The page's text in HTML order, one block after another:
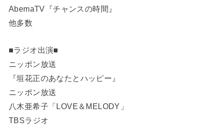
AbemaTV『チャンスの時間』
他多数
■ラジオ出演■
ニッポン放送
『垣花正のあなたとハッピー』
ニッポン放送
八木亜希子「LOVE＆MELODY」
TBSラジオ